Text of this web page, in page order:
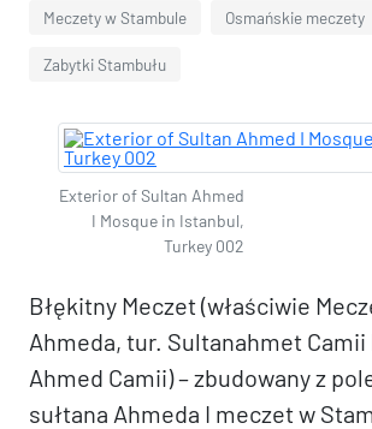
Meczety w Stambule Osmańskie meczety
Zabytki Stambułu
Exterior of Sultan Ahmed
I Mosque in Istanbul,
Turkey 002
Błękitny Meczet (właściwie
Ahmeda, tur. Sultanahmet
Ahmed Camii) – zbudowany z
sułtana Ahmeda I meczet w